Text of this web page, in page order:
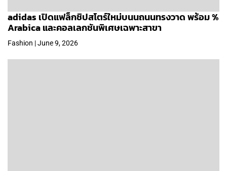
adidas เปิดแฟล็กชิปสโตร์ใหม่บนนถนนทรงวาด พร้อม %
Arabica และคอลเลกชันพิเศษเฉพาะสาขา
Fashion | June 9, 2026